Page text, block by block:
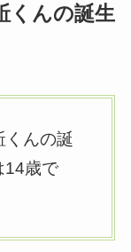
くんの誕生
くんの誕
14歳で